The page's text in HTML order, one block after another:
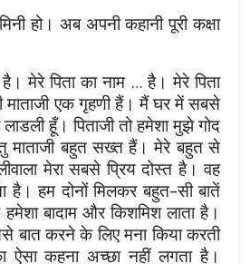
हो। अब अपनी कहानी पूरी कक्षा
है। मेरे पिता का नाम … है। मेरे पिता
एक गृहणी हैं। मैं घर में सबसे
हूँ। पिताजी तो हमेशा मुझे गोद
माताजी बहुत सख्त हैं। मेरे बहुत से
मेरा सबसे प्रिय दोस्त है। वह
है। हम दोनों मिलकर बहुत-सी बातें
बादाम और किशमिश लाता है।
बात करने के लिए मना किया करती
कहना अच्छा नहीं लगता है।